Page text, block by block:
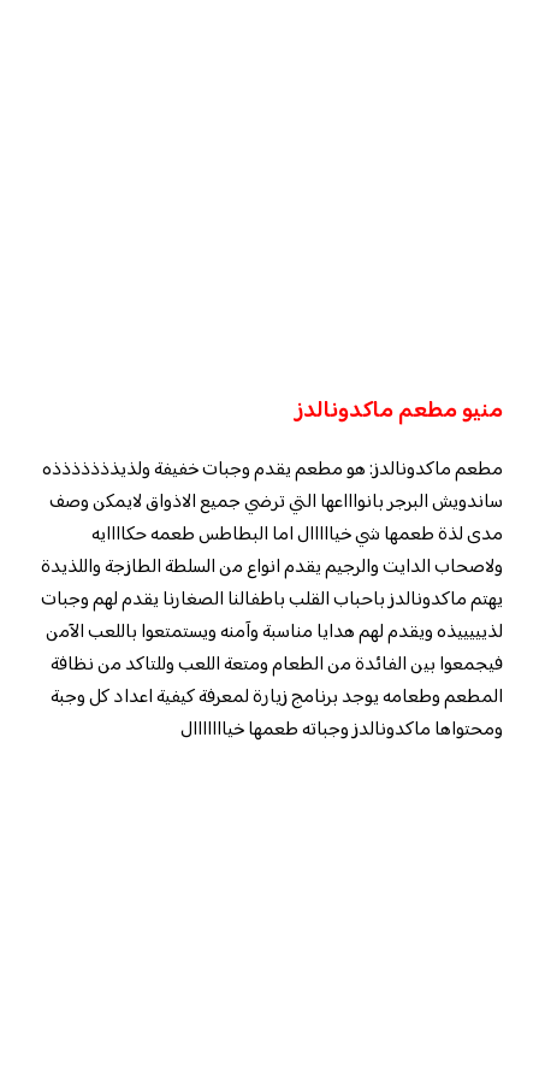
منيو مطعم ماكدونالدز
مطعم ماكدونالدز: هو مطعم يقدم وجبات خفيفة ولذيذذذذذذذه
ساندويش البرجر بانواااعها التي ترضي جميع الاذواق لايمكن وصف
مدى لذة طعمها شي خيااااال اما البطاطس طعمه حكاااايه
ولاصحاب الدايت والرجيم يقدم انواع من السلطة الطازجة واللذيدة
يهتم ماكدونالدز باحباب القلب باطفالنا الصغارنا يقدم لهم وجبات
لذيييييذه ويقدم لهم هدايا مناسبة وآمنه ويستمتعوا باللعب الآمن
فيجمعوا بين الفائدة من الطعام ومتعة اللعب وللتاكد من نظافة
المطعم وطعامه يوجد برنامج زيارة لمعرفة كيفية اعداد كل وجبة
ومحتواها ماكدونالدز وجباته طعمها خيااااااال